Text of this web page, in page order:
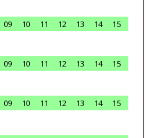
09 10 11 12 13 14
15
09 10 11 12 13 14
15
09 10 11 12 13 14
15